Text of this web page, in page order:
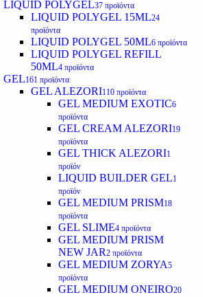
LIQUID POLYGEL37 προϊόντα
LIQUID POLYGEL 15ML24
προϊόντα
LIQUID POLYGEL 50ML6 προϊόντα
LIQUID POLYGEL REFILL
50ML4 προϊόντα
GEL161 προϊόντα
GEL ALEZORI110 προϊόντα
GEL MEDIUM EXOTIC6
προϊόντα
GEL CREAM ALEZORI19
προϊόντα
GEL THICK ALEZORI1
προϊόν
LIQUID BUILDER GEL1
προϊόν
GEL MEDIUM PRISM18
προϊόντα
GEL SLIME4 προϊόντα
GEL MEDIUM PRISM
NEW JAR2 προϊόντα
GEL MEDIUM ZORYA5
προϊόντα
GEL MEDIUM ONEIRO20